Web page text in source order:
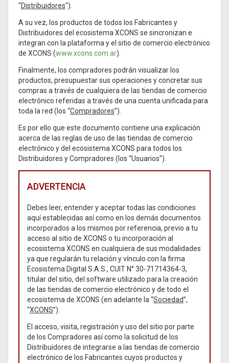
"Distribuidores").
A su vez, los productos de todos los Fabricantes y
Distribuidores del ecosistema XCONS se sincronizan e
integran con la plataforma y el sitio de comercio electrónico
de XCONS (www.xcons.com.ar).
Finalmente, los compradores podrán visualizar los
productos, presupuestar sus operaciones y concretar sus
compras a través de cualquiera de las tiendas de comercio
electrónico referidas a través de una cuenta unificada para
toda la red (los “Compradores”).
Es por ello que este documento contiene una explicación
acerca de las reglas de uso de las tiendas de comercio
electrónico y del ecosistema XCONS para todos los
Distribuidores y Compradores (los “Usuarios”).
ADVERTENCIA
Debes leer, entender y aceptar todas las condiciones
aquí establecidas así como en los demás documentos
incorporados a los mismos por referencia, previo a tu
acceso al sitio de XCONS o tu incorporación al
ecosistema XCONS en cualquiera de sus modalidades
ya que regularán tu relación y vínculo con la firma
Ecosistema Digital S.A.S., CUIT N° 30-71714364-3,
titular del sitio, del software utilizado para la creación
de las tiendas de comercio electrónico y de todo el
ecosistema de XCONS (en adelante la “Sociedad”,
“XCONS”).
El acceso, visita, registración y uso del sitio por parte
de los Compradores así como la solicitud de los
Distribuidores de integrarse a las tiendas de comercio
electrónico de los Fabricantes cuyos productos y